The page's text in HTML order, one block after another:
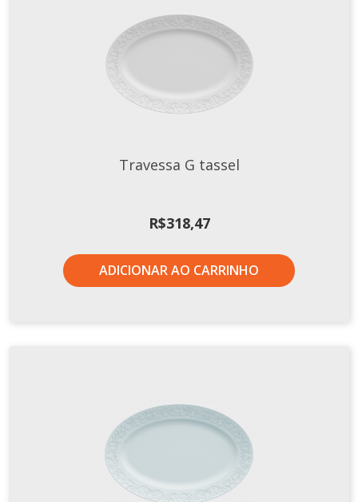
Travessa G tassel
R$318,47
ADICIONAR AO CARRINHO